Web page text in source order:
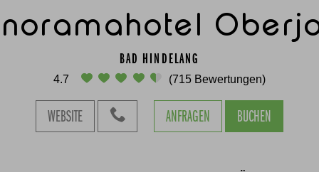
BAD HINDELANG
4.7 (715 Bewertungen)
WEBSITE ANFRAGEN BUCHEN